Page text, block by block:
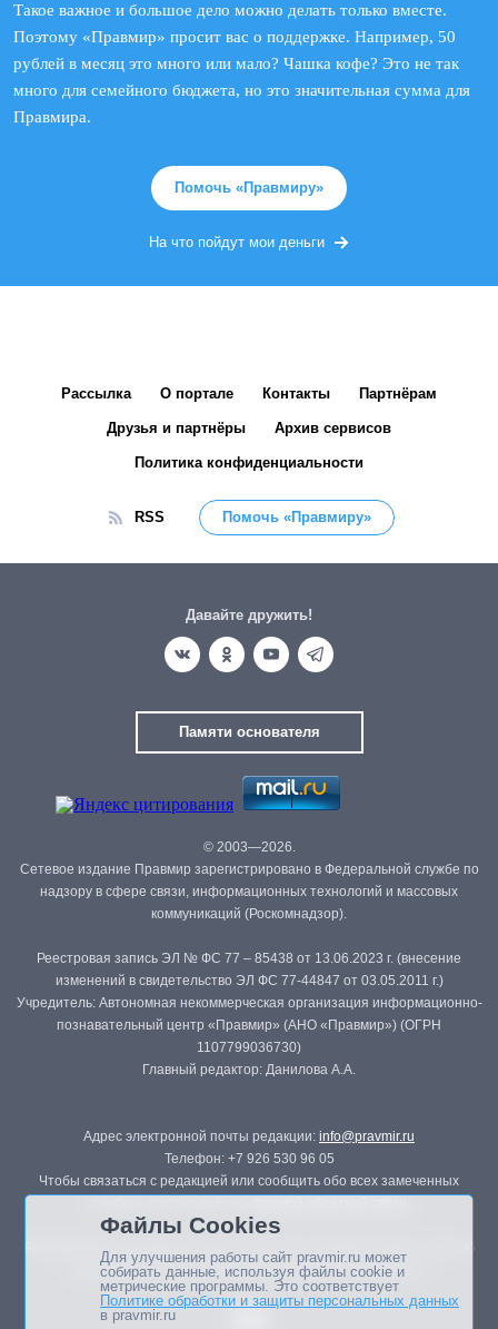
Такое важное и большое дело можно делать только вместе.
Поэтому «Правмир» просит вас о поддержке. Например, 50
рублей в месяц это много или мало? Чашка кофе? Это не так
много для семейного бюджета, но это значительная сумма для
Правмира.
Помочь «Правмиру»
На что пойдут мои деньги
Рассылка О портале Контакты Партнёрам
Друзья и партнёры Архив сервисов
Политика конфиденциальности
RSS Помочь «Правмиру»
Давайте дружить!
Памяти основателя
© 2003—2026.
Сетевое издание Правмир зарегистрировано в Федеральной службе по
надзору в сфере связи, информационных технологий и массовых
коммуникаций (Роскомнадзор).
Реестровая запись ЭЛ № ФС 77 – 85438 от 13.06.2023 г. (внесение
изменений в свидетельство ЭЛ ФС 77-44847 от 03.05.2011 г.)
Учредитель: Автономная некоммерческая организация информационно-
познавательный центр «Правмир» (АНО «Правмир») (ОГРН
1107799036730)
Главный редактор: Данилова А.А.
Адрес электронной почты редакции: info@pravmir.ru
Телефон: +7 926 530 96 05
Чтобы связаться с редакцией или сообщить обо всех замеченных
Републикация материалов сайта в печатных изданиях (книгах, прессе)
возможна только с письменного разрешения редакции.
Файлы Cookies
Для улучшения работы сайт pravmir.ru может
собирать данные, используя файлы cookie и
метрические программы. Это соответствует
Политике обработки и защиты персональных данных
в pravmir.ru